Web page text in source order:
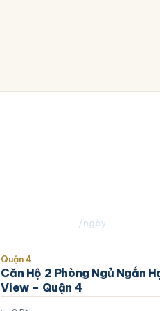
/ngày
Quận 4
Căn Hộ 2 Phòng Ngủ Ngắn
View – Quận 4